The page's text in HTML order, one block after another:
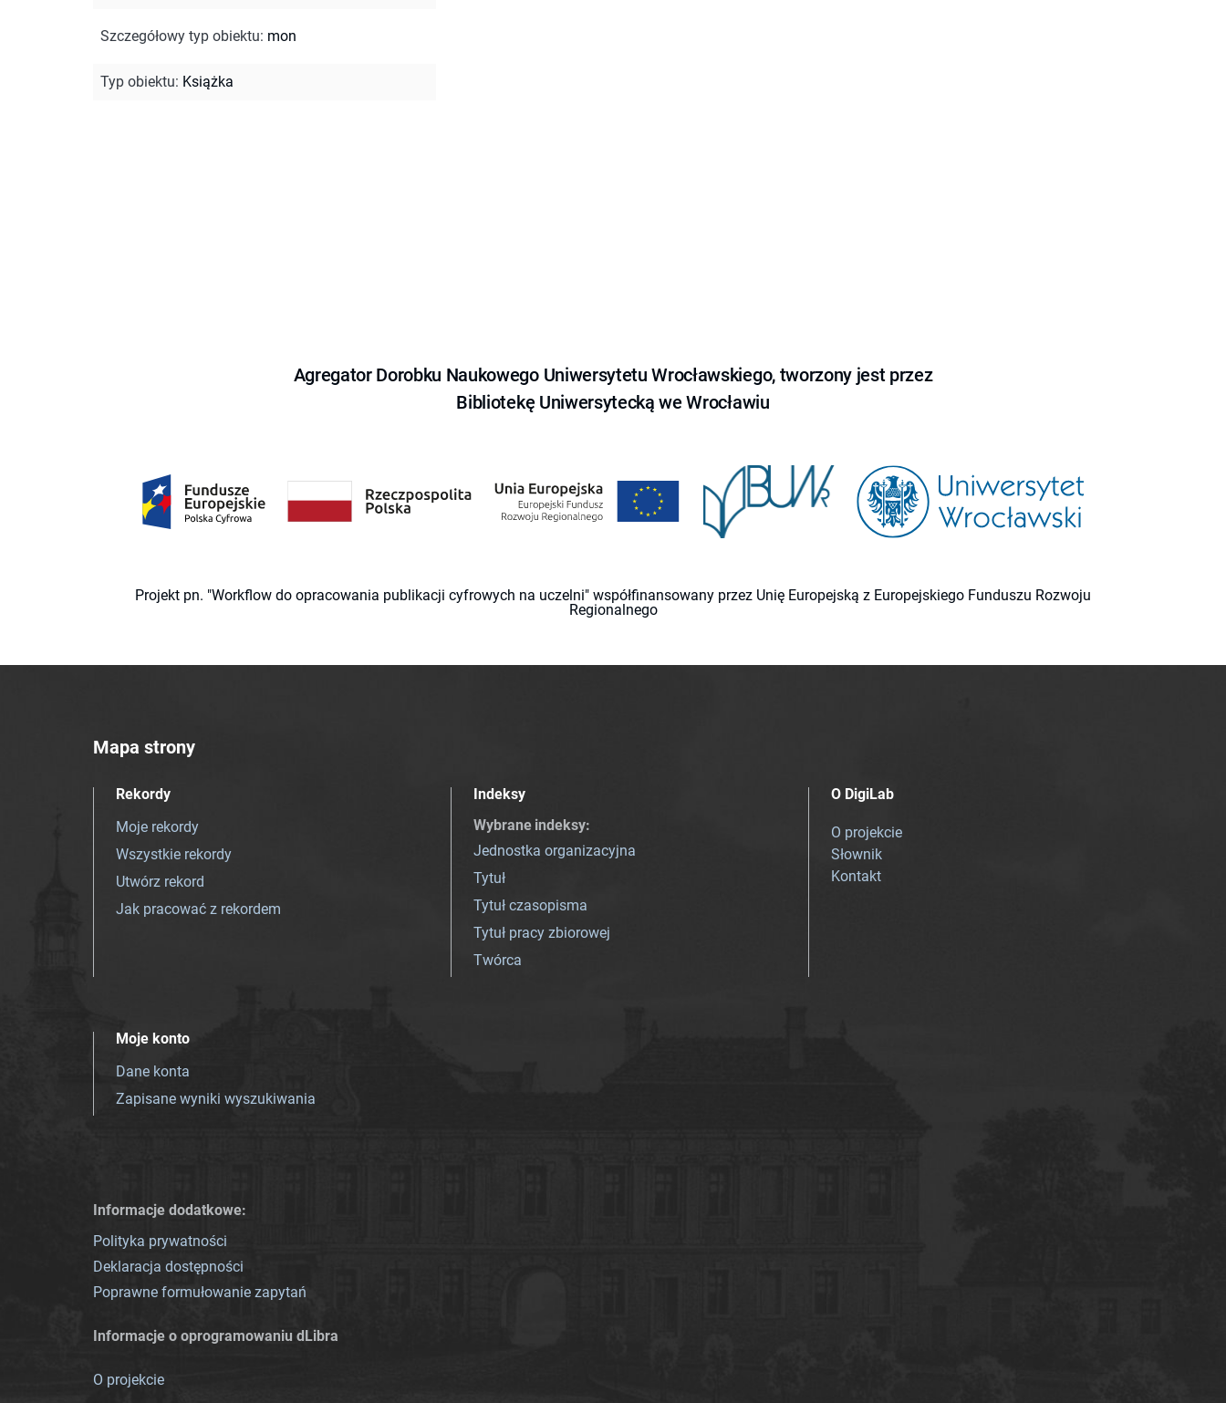
Szczegółowy typ obiektu: mon
Typ obiektu: Książka
Agregator Dorobku Naukowego Uniwersytetu Wrocławskiego, tworzony jest przez
Bibliotekę Uniwersytecką we Wrocławiu
Projekt pn. "Workflow do opracowania publikacji cyfrowych na uczelni" współfinansowany przez Unię Europejską z Europejskiego Funduszu Rozwoju
Regionalnego
Mapa strony
Rekordy
Moje rekordy
Wszystkie rekordy
Utwórz rekord
Jak pracować z rekordem
Indeksy
Wybrane indeksy:
Jednostka organizacyjna
Tytuł
Tytuł czasopisma
Tytuł pracy zbiorowej
Twórca
O DigiLab
O projekcie
Słownik
Kontakt
Moje konto
Dane konta
Zapisane wyniki wyszukiwania
Informacje dodatkowe:
Polityka prywatności
Deklaracja dostępności
Poprawne formułowanie zapytań
Informacje o oprogramowaniu dLibra
O projekcie